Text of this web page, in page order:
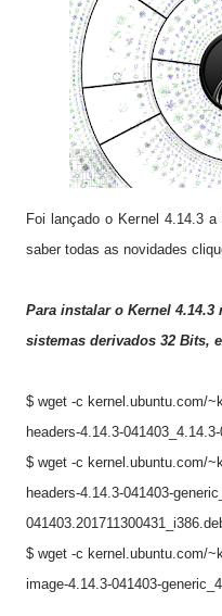
Foi lançado o Kernel 4.14.3
saber todas as novidades
Para instalar o Kernel 4.14.3
sistemas derivados 32 Bits,
$ wget -c kernel.ubuntu.com/
headers-4.14.3-
$ wget -c kernel.ubuntu.com/
headers-4.14.3-041403-
$ wget -c kernel.ubuntu.com/
image-4.14.3-041403-